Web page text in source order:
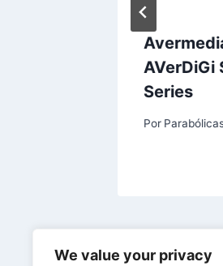
We value your privacy
AVerDiGi
Series
Por